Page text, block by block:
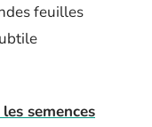
feuilles
semences